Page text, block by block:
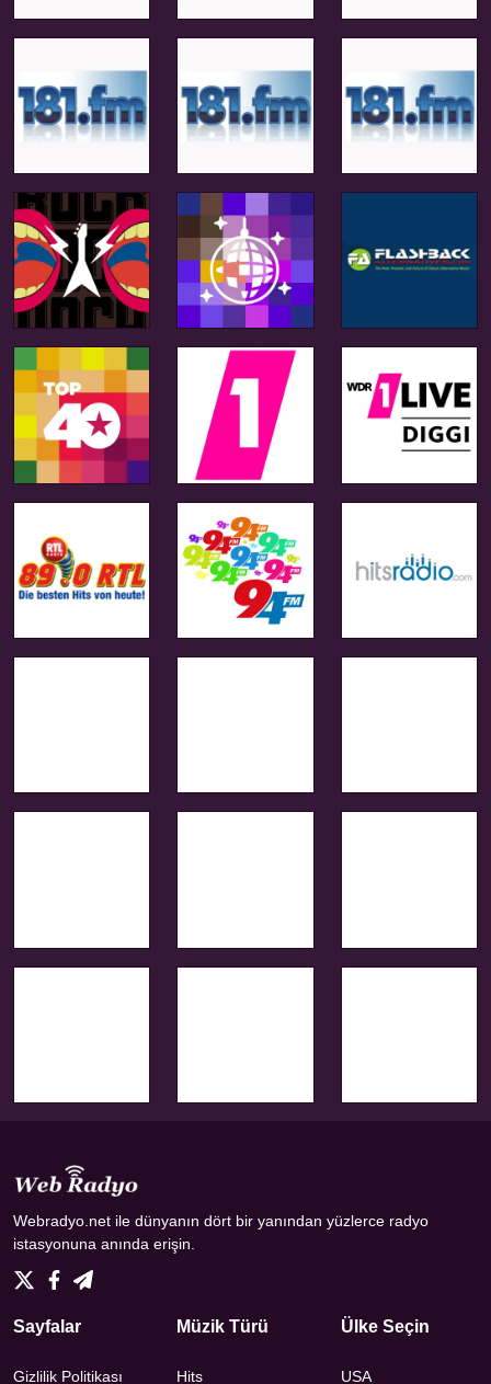
Webradyo.net ile dünyanın dört bir yanından yüzlerce radyo
istasyonuna anında erişin.
Sayfalar
Gizlilik Politikası
Müzik Türü
Hits
Ülke Seçin
USA